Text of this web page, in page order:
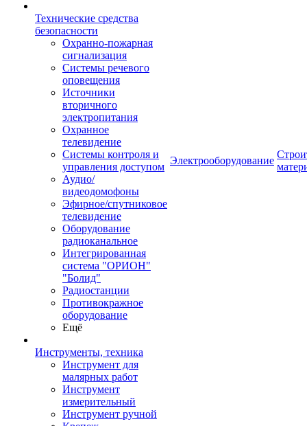
Технические средства
безопасности
Охранно-пожарная
сигнализация
Системы речевого
оповещения
Источники
вторичного
электропитания
Охранное
телевидение
Системы контроля и
управления доступом
Аудио/
видеодомофоны
Эфирное/спутниковое
телевидение
Оборудование
радиоканальное
Интегрированная
система "ОРИОН"
"Болид"
Радиостанции
Противокражное
оборудование
Ещё
Инструменты, техника
Инструмент для
малярных работ
Инструмент
измерительный
Инструмент ручной
Электрооборудование